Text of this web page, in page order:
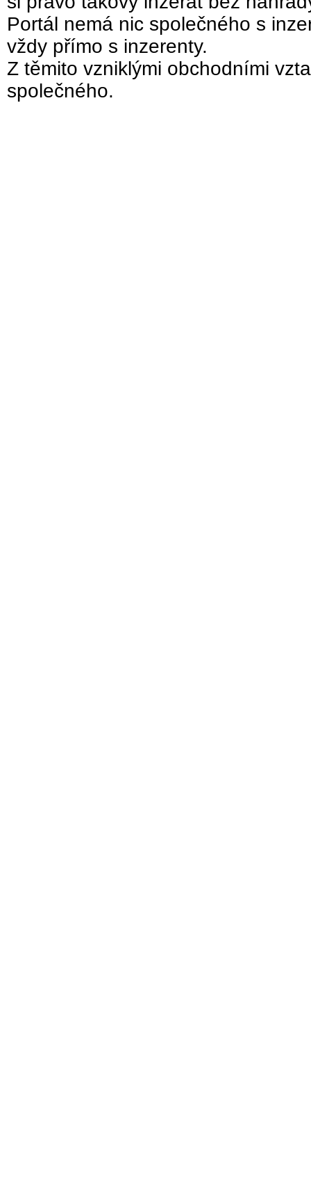
Portál nemá nic společného s
vždy přímo s inzerenty.
Z těmito vzniklými obchodními
společného.